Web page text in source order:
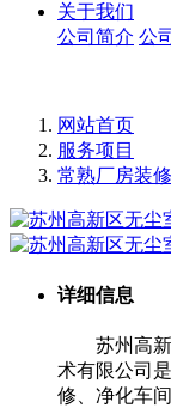
关于我们
公司简介 公
网站首页
服务项目
常熟厂房装
详细信息
苏州高新
术有限公司
修、净化车